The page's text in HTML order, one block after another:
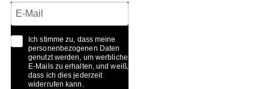
Ich stimme zu, dass meine
personenbezogenen Daten
genutzt werden, um werbliche
E-Mails zu erhalten, und weiß,
dass ich dies jederzeit
widerrufen kann.